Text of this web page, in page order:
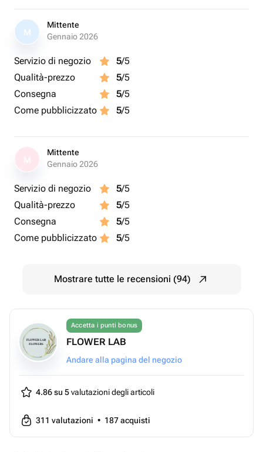
M
Mittente
Gennaio 2026
Servizio di negozio 5/5
Qualità-prezzo
5/5
Consegna
5/5
Come pubblicizzato
5/5
Mittente
Gennaio 2026
Servizio di negozio 5/5
Qualità-prezzo
5/5
Consegna
5/5
Come pubblicizzato
5/5
Mostrare tutte le recensioni (94)
Accetta i punti bonus
FLOWER LAB
Andare alla pagina del negozio
4.86 su 5valutazioni degli articoli
311 valutazioni • 187acquisti